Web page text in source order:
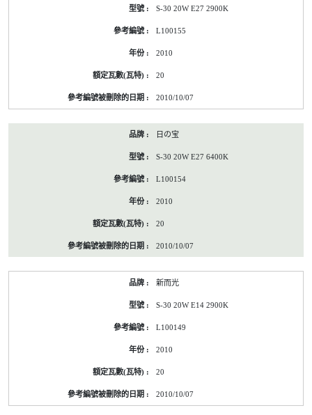
S-30 20W E27 2900K
L100155
2010
20
2010/10/07
日の宝
S-30 20W E27 6400K
L100154
2010
20
2010/10/07
新而光
S-30 20W E14 2900K
L100149
2010
20
2010/10/07